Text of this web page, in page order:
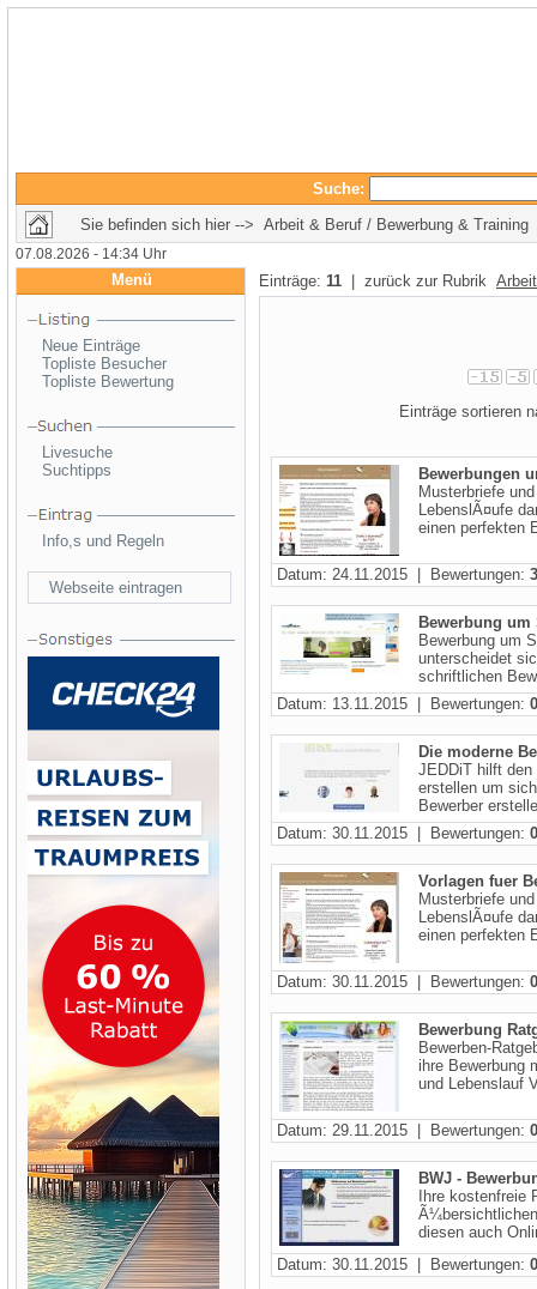
Suche:
Sie befinden sich hier --> Arbeit & Beruf / Bewerbung & Training
07.08.2026 - 14:34 Uhr
Menü
Neue Einträge
Topliste Besucher
Topliste Bewertung
Livesuche
Suchtipps
Info,s und Regeln
Webseite eintragen
Einträge: 11 | zurück zur Rubrik
Einträge sortieren
Bewerbungen
Musterbriefe
LebenslÃ¤ufe
einen perfekten
Datum: 24.11.2015 | Bewertungen: 3
Bewerbung
Bewerbung um
unterscheidet
schriftlichen
Datum: 13.11.2015 | Bewertungen: 0
Die moderne
JEDDiT hilft den
erstellen um
Bewerber
Datum: 30.11.2015 | Bewertungen: 0
Vorlagen fuer
Musterbriefe
LebenslÃ¤ufe
einen perfekten
Datum: 30.11.2015 | Bewertungen: 0
Bewerbung
Bewerben-
ihre Bewerbung
und Lebenslauf
Datum: 29.11.2015 | Bewertungen: 0
BWJ -
Ihre
diesen auch
Datum: 30.11.2015 | Bewertungen: 0